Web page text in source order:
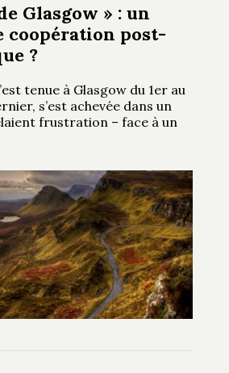
Glasgow » : un
coopération post-
?
tenue à Glasgow du 1er au
s’est achevée dans un
frustration – face à un